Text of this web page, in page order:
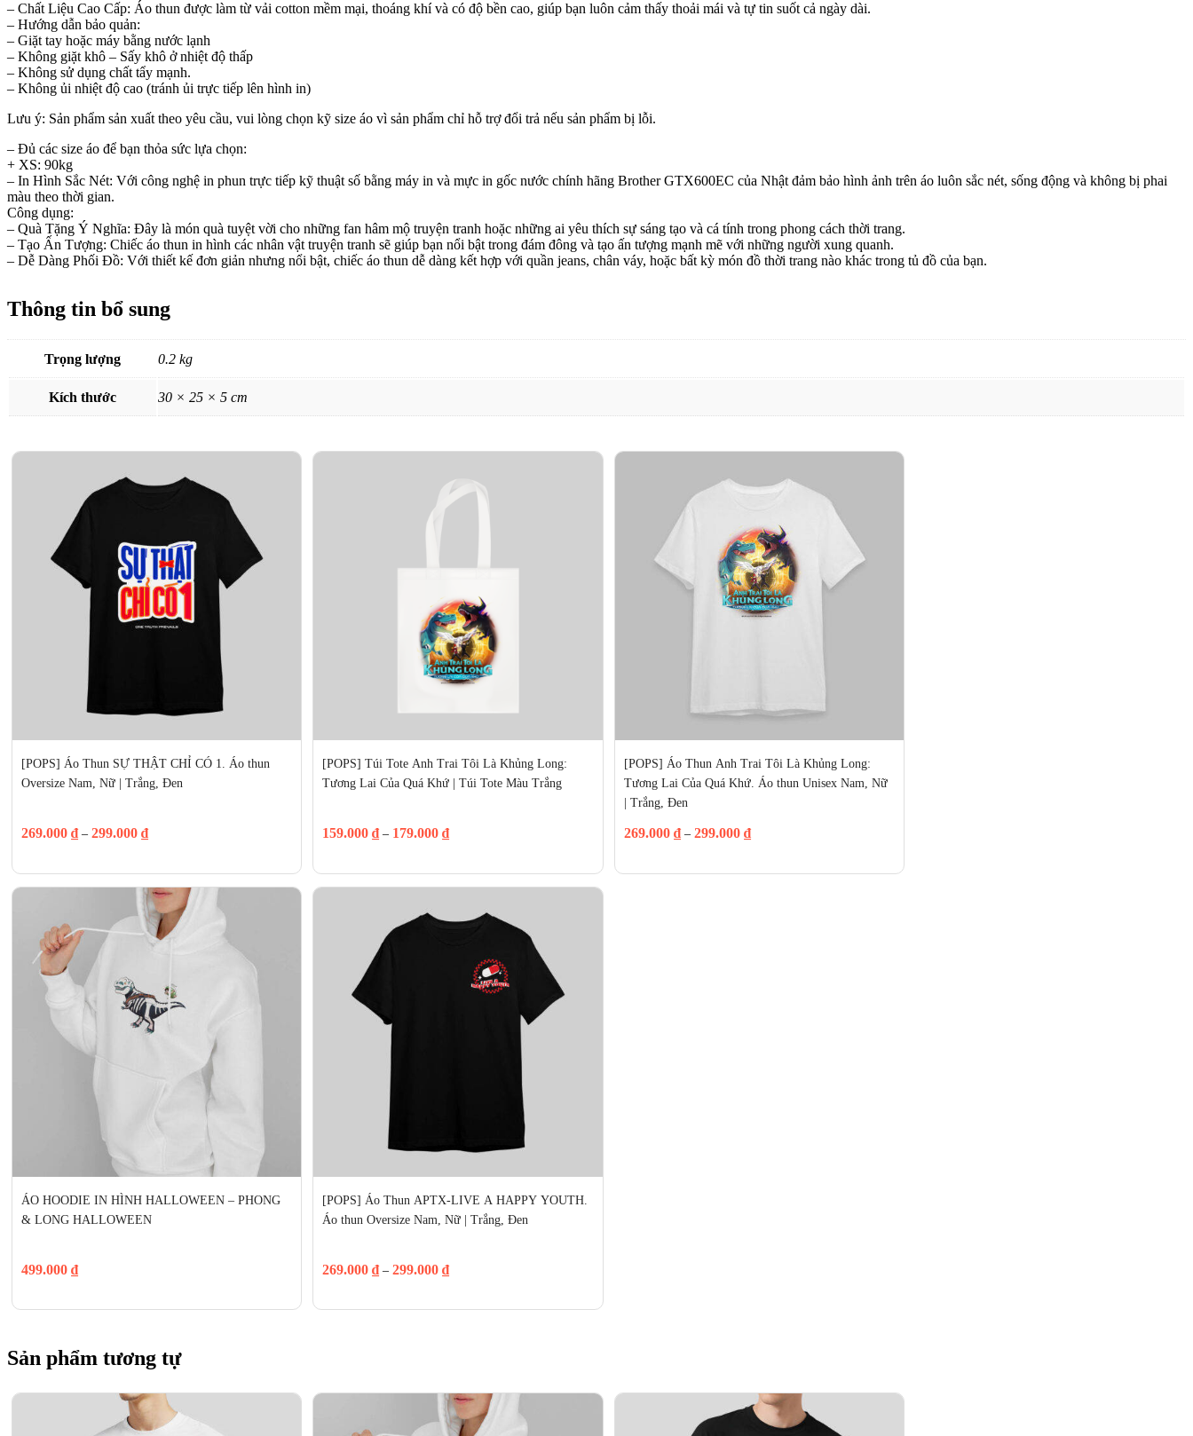
– Chất Liệu Cao Cấp: Áo thun được làm từ vải cotton mềm mại, thoáng khí và có độ bền cao, giúp bạn luôn cảm thấy thoải mái và tự tin suốt cả ngày dài.
– Hướng dẫn bảo quản:
– Giặt tay hoặc máy bằng nước lạnh
– Không giặt khô – Sấy khô ở nhiệt độ thấp
– Không sử dụng chất tẩy mạnh.
– Không ủi nhiệt độ cao (tránh ủi trực tiếp lên hình in)
Lưu ý: Sản phẩm sản xuất theo yêu cầu, vui lòng chọn kỹ size áo vì sản phẩm chỉ hỗ trợ đổi trả nếu sản phẩm bị lỗi.
– Đủ các size áo để bạn thỏa sức lựa chọn:
+ XS: 90kg
– In Hình Sắc Nét: Với công nghệ in phun trực tiếp kỹ thuật số bằng máy in và mực in gốc nước chính hãng Brother GTX600EC của Nhật đảm bảo hình ảnh trên áo luôn sắc nét, sống động và không bị phai
màu theo thời gian.
Công dụng:
– Quà Tặng Ý Nghĩa: Đây là món quà tuyệt vời cho những fan hâm mộ truyện tranh hoặc những ai yêu thích sự sáng tạo và cá tính trong phong cách thời trang.
– Tạo Ấn Tượng: Chiếc áo thun in hình các nhân vật truyện tranh sẽ giúp bạn nổi bật trong đám đông và tạo ấn tượng mạnh mẽ với những người xung quanh.
– Dễ Dàng Phối Đồ: Với thiết kế đơn giản nhưng nổi bật, chiếc áo thun dễ dàng kết hợp với quần jeans, chân váy, hoặc bất kỳ món đồ thời trang nào khác trong tủ đồ của bạn.
Thông tin bổ sung
Trọng lượng 0.2 kg
Kích thước 30 × 25 × 5 cm
[POPS] Áo Thun SỰ THẬT CHỈ CÓ 1. Áo thun
Oversize Nam, Nữ | Trắng, Đen
269.000 ₫ – 299.000 ₫
[POPS] Túi Tote Anh Trai Tôi Là Khủng Long:
Tương Lai Của Quá Khứ | Túi Tote Màu Trắng
159.000₫ – 179.000₫
[POPS] Áo Thun Anh Trai Tôi Là Khủng Long:
Tương Lai Của Quá Khứ. Áo thun Unisex Nam, Nữ
| Trắng, Đen
269.000 ₫– 299.000 ₫
ÁO HOODIE IN HÌNH HALLOWEEN – PHONG
& LONG HALLOWEEN
499.000 ₫
[POPS] Áo Thun APTX-LIVE A HAPPY YOUTH.
Áo thun Oversize Nam, Nữ | Trắng, Đen
269.000₫ –299.000₫
Sản phẩm tương tự